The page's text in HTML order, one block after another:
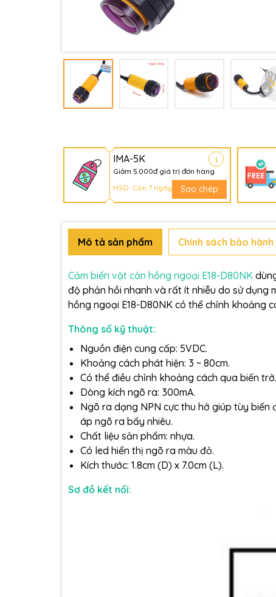
IMA-5K
Giảm 5.000đ giá trị đơn hàng
HSD: Còn 7 ngày
Sao chép
Mô tả sản phẩm Chính sách bảo
Cảm biến vật cản hồng ngoại E18-D80NK
độ phản hồi nhanh và rất ít nhiễu do sử dụng
hồng ngoại E18-D80NK có thể chỉnh khoảng
Thông số kỹ thuật:
Nguồn điện cung cấp: 5VDC.
Khoảng cách phát hiện: 3 ~ 80cm.
Có thể điều chỉnh khoảng cách qua biến trở.
Dòng kích ngõ ra: 300mA.
Ngõ ra dạng NPN cực thu hở giúp tùy
áp ngõ ra bấy nhiêu.
Chất liệu sản phẩm: nhựa.
Có led hiển thị ngõ ra màu đỏ.
Kích thước: 1.8cm (D) x 7.0cm (L).
Sơ đồ kết nối: